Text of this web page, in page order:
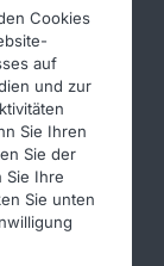
Cookies
auf
und zur
Sie Ihren
Sie der
Sie Ihre
Sie unten